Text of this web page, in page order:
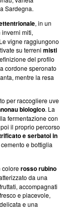
Sardegna.
, in un
inverni miti,
vigne raggiungono
su terreni misti
del profilo
cordone speronato
mentre la resa
per raccogliere uve
biologico. La
fermentazione con
il proprio percorso
e serbatoi in
e bottiglia
colorerosso rubino
da una
accompagnati
e piacevole,
e una